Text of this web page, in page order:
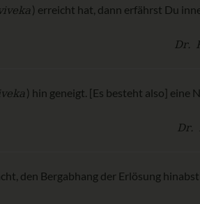
) erreicht hat, dann erfährst Du
Dr.
) hin geneigt. [Es besteht also] eine
Dr.
den Bergabhang der Erlösung